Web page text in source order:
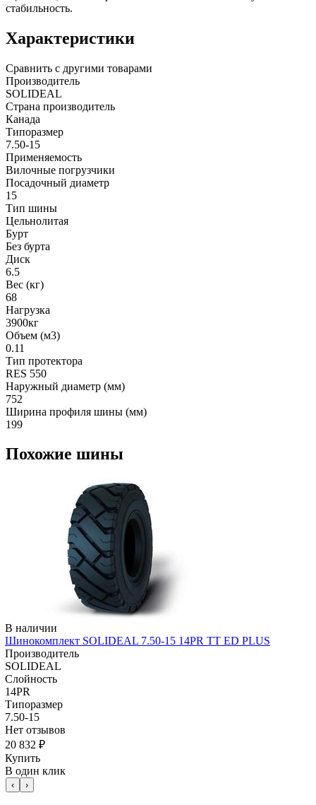
стабильность.
Характеристики
Сравнить с другими товарами
Производитель
SOLIDEAL
Страна производитель
Канада
Типоразмер
7.50-15
Применяемость
Вилочные погрузчики
Посадочный диаметр
15
Тип шины
Цельнолитая
Бурт
Без бурта
Диск
6.5
Вес (кг)
68
Нагрузка
3900кг
Объем (м3)
0.11
Тип протектора
RES 550
Наружный диаметр (мм)
752
Ширина профиля шины (мм)
199
Похожие шины
В наличии
Шинокомплект SOLIDEAL 7.50-15 14PR TT ED PLUS
Производитель
SOLIDEAL
Слойность
14PR
Типоразмер
7.50-15
Нет отзывов
20 832 ₽
Купить
В один клик
‹ ›